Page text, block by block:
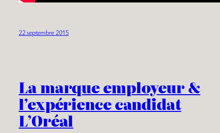
22 septembre 2015
La marque employeur &
l’expérience candidat
L’Oréal